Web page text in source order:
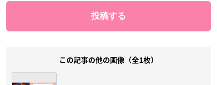
この記事の他の画像（全1枚）